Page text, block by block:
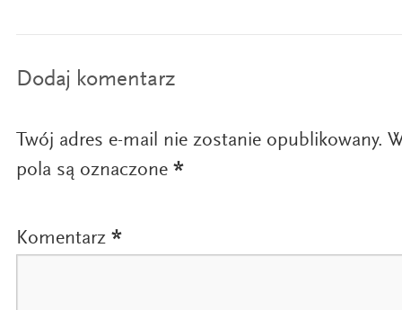
Dodaj komentarz
Twój adres e-mail nie zostanie opublikowany.
pola są oznaczone *
Komentarz *